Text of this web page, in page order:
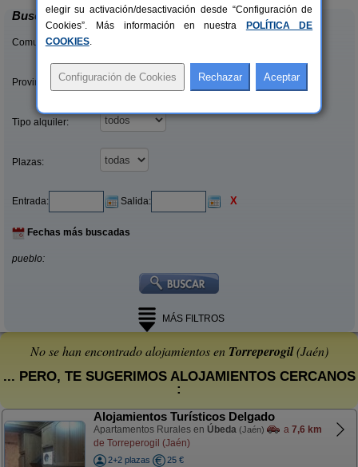
Buscar
Comunidades:
Provincias/Islas:
Tipo alquiler:
Plazas:
Entrada: Salida: X
Fechas más buscadas
pueblo:
MÁS FILTROS
No se han encontrado alojamientos en Torreperogil(Jaén)
... PERO, TE SUGERIMOS ALOJAMIENTOS CERCANOS
:
Alojamientos Turísticos Delgado
Apartamentos Rurales en Úbeda (Jaén) a 7,6 km
de Torreperogil (Jaén)
2+2 plazas
25 €
elegir su activación/desactivación desde “Configuración de
Cookies”. Más información en nuestra
POLÍTICA DE
COOKIES.